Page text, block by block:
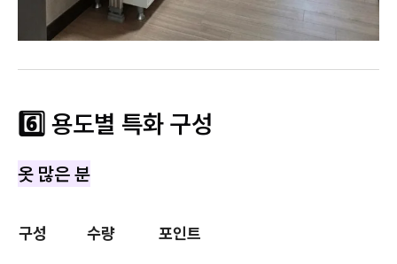
6️⃣ 용도별 특화 구성
옷 많은 분
구성 수량 포인트